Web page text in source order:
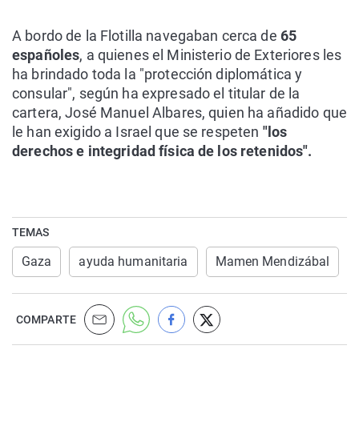
A bordo de la Flotilla navegaban cerca de 65
españoles, a quienes el Ministerio de Exteriores les
ha brindado toda la "protección diplomática y
consular", según ha expresado el titular de la
cartera, José Manuel Albares, quien ha añadido que
le han exigido a Israel que se respeten "los
derechos e integridad física de los retenidos".
TEMAS
Gaza ayuda humanitaria Mamen Mendizábal
COMPARTE